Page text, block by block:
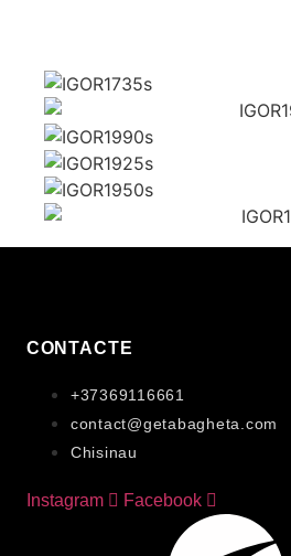
CONTACTE
+37369116661
contact@getabagheta.com
Chisinau
Instagram Facebook